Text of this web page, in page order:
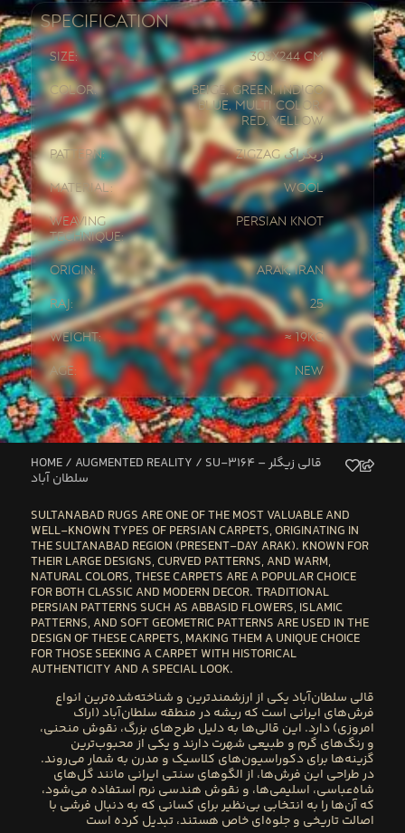
Specification
Size: 244 CM
303x
Color:
Beige, Green, Indigo
Blue, Multi Color,
Red, Yellow
Pattern: Zigzag زیگزاگ
Material: Wool
Weaving
Technique:
Persian knot
Origin: Arak, Iran
Raj: 25
Weight: ≈ 19kg
Age: New
HOME/ AUGMENTED REALITY / SU-3164 – قالی زیگلر
سلطان آباد
SULTANABAD RUGS ARE ONE OF THE MOST VALUABLE AND
WELL-KNOWN TYPES OF PERSIAN CARPETS, ORIGINATING IN
THE SULTANABAD REGION (PRESENT-DAY ARAK). KNOWN FOR
THEIR LARGE DESIGNS, CURVED PATTERNS, AND WARM,
NATURAL COLORS, THESE CARPETS ARE A POPULAR CHOICE
FOR BOTH CLASSIC AND MODERN DECOR. TRADITIONAL
PERSIAN PATTERNS SUCH AS ABBASID FLOWERS, ISLAMIC
PATTERNS, AND SOFT GEOMETRIC PATTERNS ARE USED IN THE
DESIGN OF THESE CARPETS, MAKING THEM A UNIQUE CHOICE
FOR THOSE SEEKING A CARPET WITH HISTORICAL
AUTHENTICITY AND A SPECIAL LOOK.
قالی سلطان‌آبادیکی از ارزشمندترین و شناخته‌شده‌ترین انواع
فرش‌های ایرانی است که ریشه در منطقه سلطان‌آباد (اراک
امروزی) دارد. این قالی‌ها به دلیل طرح‌های بزرگ، نقوش منحنی،
و رنگ‌های گرم و طبیعی شهرت دارند و یکی از محبوب‌ترین
گزینه‌ها برای دکوراسیون‌های کلاسیک و مدرن به شمار می‌روند.
در طراحی این فرش‌ها، از الگوهای سنتی ایرانی مانند گل‌های
شاه‌عباسی، اسلیمی‌ها، و نقوش هندسی نرم استفاده می‌شود،
که آن‌ها را به انتخابی بی‌نظیر برای کسانی که به دنبال فرشی با
اصالت تاریخی و جلوه‌ای خاص هستند، تبدیل کرده است